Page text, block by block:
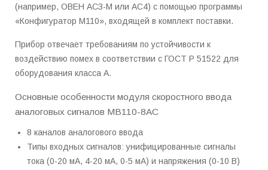
(например, ОВЕН АСЗ-М или АС4) с помощью программы
«Конфигуратор М110», входящей в комплект поставки.
Прибор отвечает требованиям по устойчивости к
воздействию помех в соответствии с ГОСТ Р 51522 для
оборудования класса А.
Основные особенности модуля скоростного ввода
аналоговых сигналов МВ110-8АС
8 каналов аналогового ввода
Типы входных сигналов: унифицированные сигналы
тока (0-20 мА, 4-20 мА, 0-5 мА) и напряжения (0-10 В)